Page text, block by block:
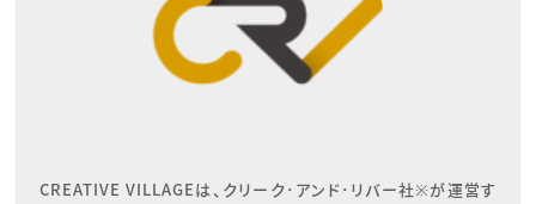
CREATIVE VILLAGEは、クリーク･アンド･リバー社※が運営す